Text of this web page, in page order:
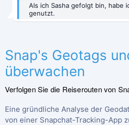
Als ich Sasha gefolgt bin, habe
genutzt.
Snap's Geotags
überwachen
Verfolgen Sie die Reiserouten von
Eine gründliche Analyse der
von einer Snapchat-Tracking-App